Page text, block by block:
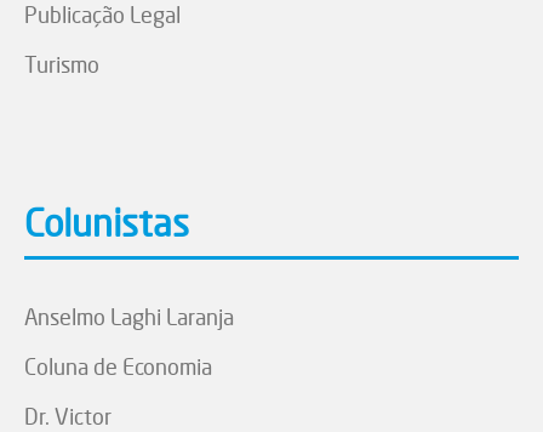
Publicação Legal
Turismo
Colunistas
Anselmo Laghi Laranja
Coluna de Economia
Dr. Victor